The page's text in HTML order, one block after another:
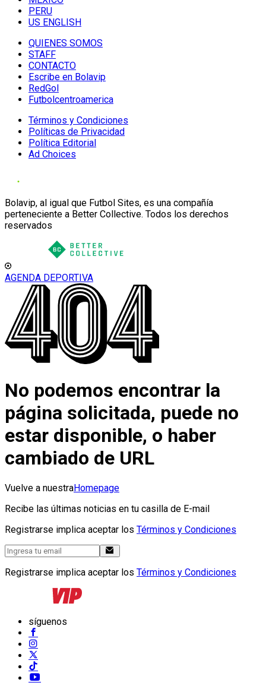
PERU
US ENGLISH
QUIENES SOMOS
STAFF
CONTACTO
Escribe en Bolavip
RedGol
Futbolcentroamerica
Términos y Condiciones
Políticas de Privacidad
Política Editorial
Ad Choices
Bolavip, al igual que Futbol Sites, es una compañía
perteneciente a Better Collective. Todos los derechos
reservados
AGENDA DEPORTIVA
No podemos encontrar la
página solicitada, puede no
estar disponible, o haber
cambiado de URL
Vuelve a nuestraHomepage
Recibe las últimas noticias en tu casilla de E-mail
Registrarse implica aceptar los Términos y Condiciones
Registrarse implica aceptar los Términos y Condiciones
síguenos